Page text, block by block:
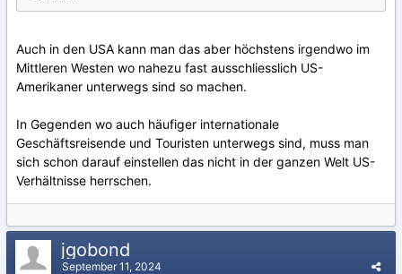
Auch in den USA kann man das aber höchstens irgendwo im
Mittleren Westen wo nahezu fast ausschliesslich US-
Amerikaner unterwegs sind so machen.
In Gegenden wo auch häufiger internationale
Geschäftsreisende und Touristen unterwegs sind, muss man
sich schon darauf einstellen das nicht in der ganzen Welt US-
Verhältnisse herrschen.
jgobond
September 11, 2024